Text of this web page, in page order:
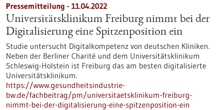
Pressemitteilung - 11.04.2022
Universitätsklinikum Freiburg nimmt bei der
Digitalisierung eine Spitzenposition ein
Studie untersucht Digitalkompetenz von deutschen Kliniken.
Neben der Berliner Charité und dem Universitätsklinikum
Schleswig-Holstein ist Freiburg das am besten digitalisierte
Universitätsklinikum.
https://www.gesundheitsindustrie-
bw.de/fachbeitrag/pm/universitaetsklinikum-freiburg-
nimmt-bei-der-digitalisierung-eine-spitzenposition-ein